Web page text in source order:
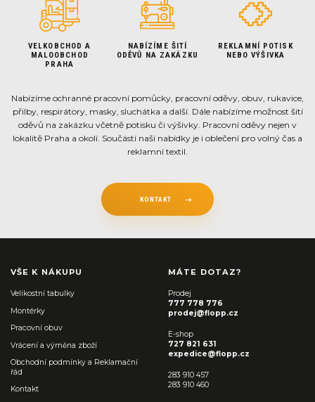
VELKOBCHOD A
MALOOBCHOD
PRAHA
NABÍZÍME ŠITÍ
ODĚVŮ NA ZAKÁZKU
REKLAMNÍ POTISK
NEBO VÝŠIVKA
Nabízíme ochranné pracovní pomůcky, pracovní oděvy, obuv, rukavice,
přilby, respirátory, masky, sluchátka a další. Dále nabízíme možnost šití
oděvů na zakázku včetně potisku či výšivky. Pracovní oděvy nejen v
lokalitě Praha a okolí. Součástí naší nabídky je i oblečení pro volný čas a
reklamní textil.
KONTAKT
VŠE K NÁKUPU
Velikostní tabulky
Montérky
Pracovní obuv
Vrácení a výměna zboží
Obchodní podmínky a Reklamační
řád
Kontakt
MÁTE DOTAZ?
Prodej
777 778 776
prodej@flopp.cz
E-shop
727 821 631
expedice@flopp.cz
283 910 457
283 910 460